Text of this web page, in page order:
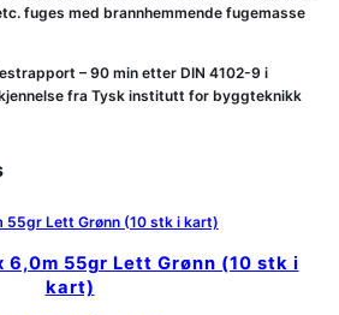
fuges med brannhemmende fugemasse
– 90 min etter DIN 4102-9 i
fra Tysk institutt for byggteknikk
6,0m 55gr Lett Grønn (10 stk i
kart)